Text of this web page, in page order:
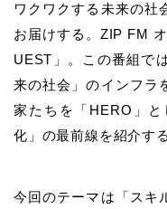
ワクワクする未来の社
お届けする。ZIP FM
UEST」。この番組で
来の社会」のインフラ
家たちを「HERO」
化」の最前線を紹介する
今回のテーマは「スキ